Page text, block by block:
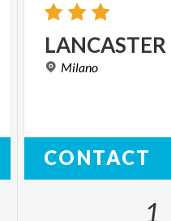
LANCASTER
Milano
CONTACT
1